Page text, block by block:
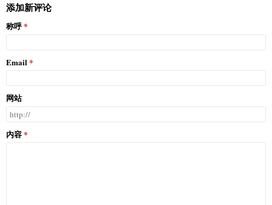
添加新评论
称呼
Email
网站
内容